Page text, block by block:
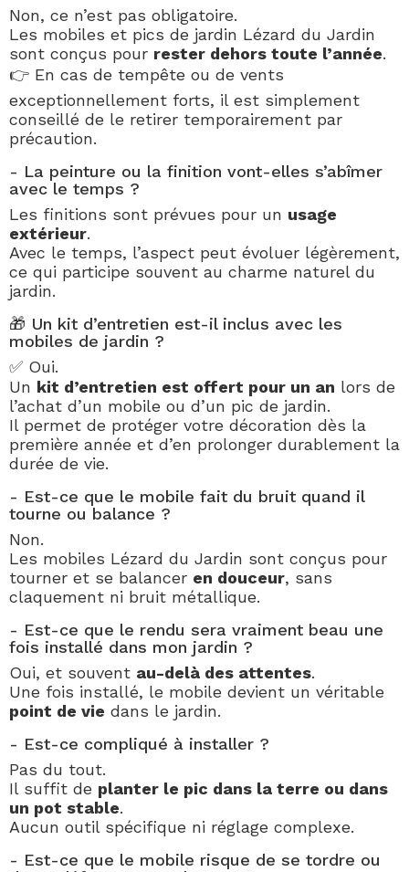
Non, ce n’est pas obligatoire.
Les mobiles et pics de jardin Lézard du Jardin
sont conçus pour rester dehors toute l’année.
👉 En cas de tempête ou de vents
exceptionnellement forts, il est simplement
conseillé de le retirer temporairement par
précaution.
- La peinture ou la finition vont-elles s’abîmer
avec le temps ?
Les finitions sont prévues pour un usage
extérieur.
Avec le temps, l’aspect peut évoluer légèrement,
ce qui participe souvent au charme naturel du
jardin.
🎁 Un kit d’entretien est-il inclus avec les
mobiles de jardin ?
✅ Oui.
Un kit d’entretien est offert pour un an lors de
l’achat d’un mobile ou d’un pic de jardin.
Il permet de protéger votre décoration dès la
première année et d’en prolonger durablement la
durée de vie.
- Est-ce que le mobile fait du bruit quand il
tourne ou balance ?
Non.
Les mobiles Lézard du Jardin sont conçus pour
tourner et se balancer en douceur, sans
claquement ni bruit métallique.
- Est-ce que le rendu sera vraiment beau une
fois installé dans mon jardin ?
Oui, et souvent au-delà des attentes.
Une fois installé, le mobile devient un véritable
point de vie dans le jardin.
- Est-ce compliqué à installer ?
Pas du tout.
Il suffit de planter le pic dans la terre ou dans
un pot stable.
Aucun outil spécifique ni réglage complexe.
- Est-ce que le mobile risque de se tordre ou